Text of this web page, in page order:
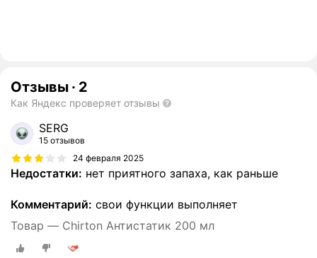
Отзывы · 2
Как Яндекс проверяет отзывы
SERG
15 отзывов
24 февраля 2025
Недостатки: нет приятного запаха, как раньше
Комментарий: свои функции выполняет
Товар — Chirton Антистатик 200 мл